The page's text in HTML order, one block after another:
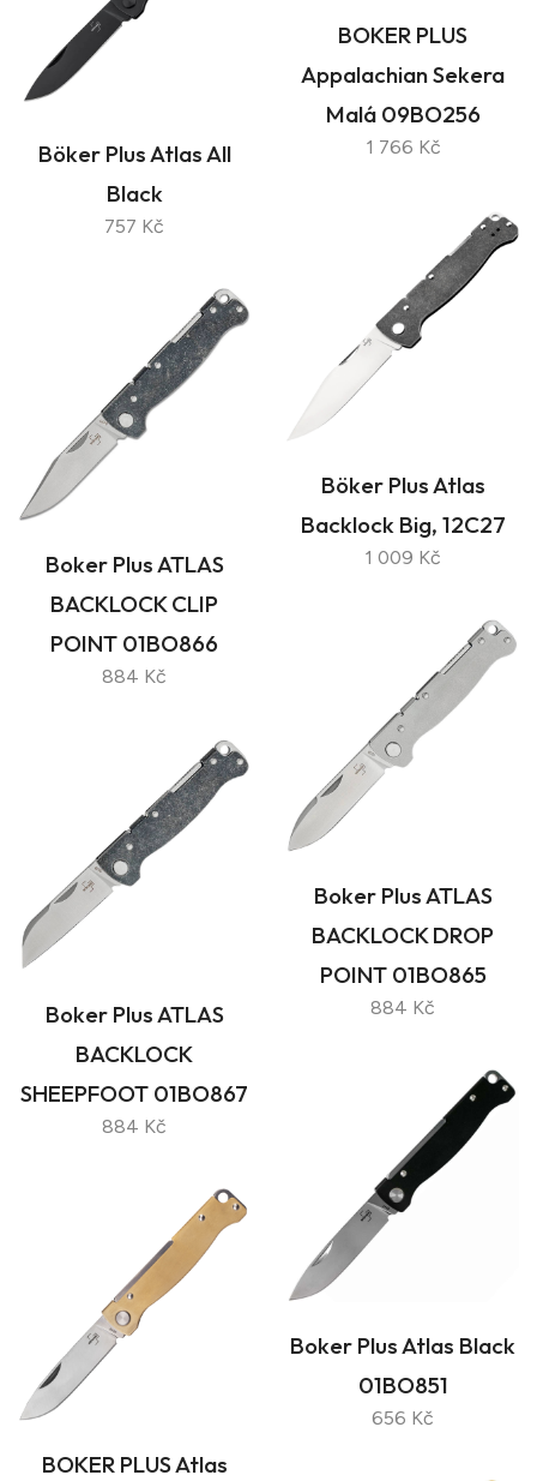
BOKER PLUS
Appalachian Sekera
Malá 09BO256
1 766 Kč
Böker Plus Atlas All
Black
757 Kč
Böker Plus Atlas
Backlock Big, 12C27
1 009 Kč
Boker Plus ATLAS
BACKLOCK CLIP
POINT 01BO866
884 Kč
Boker Plus ATLAS
BACKLOCK DROP
POINT 01BO865
884 Kč
Boker Plus ATLAS
BACKLOCK
SHEEPFOOT 01BO867
884 Kč
Boker Plus Atlas Black
01BO851
656 Kč
BOKER PLUS Atlas